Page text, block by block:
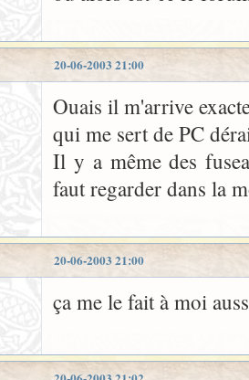
20-06-2003 21:00
Ouais il m'arrive
qui me sert de PC
Il y a même des
faut regarder dans la
20-06-2003 21:00
ça me le fait à moi